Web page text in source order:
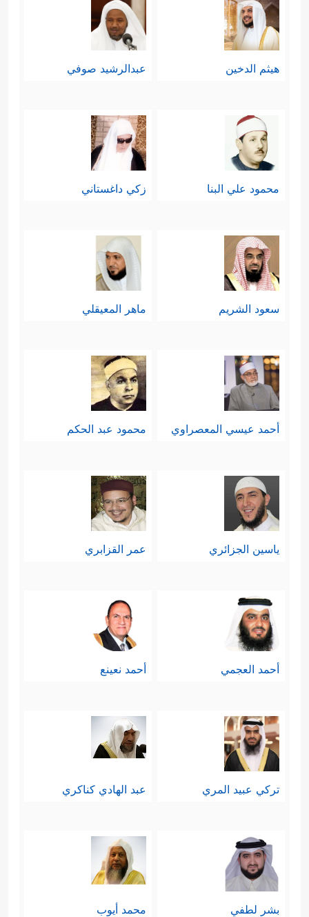
هيثم الدخين عبدالرشيد صوفي
محمود علي البنا زكي داغستاني
سعود الشريم ماهر المعيقلي
أحمد عيسي المعصراوي محمود عبد الحكم
ياسين الجزائري عمر القزابري
أحمد العجمي أحمد نعينع
تركي عبيد المري عبد الهادي كناكري
بشر لطفي محمد أيوب